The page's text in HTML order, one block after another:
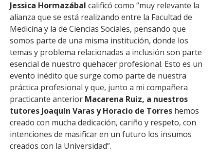
Jessica Hormazábal calificó como “muy relevante la
alianza que se está realizando entre la Facultad de
Medicina y la de Ciencias Sociales, pensando que
somos parte de una misma institución, donde los
temas y problema relacionadas a inclusión son parte
esencial de nuestro quehacer profesional. Esto es un
evento inédito que surge como parte de nuestra
práctica profesional y que, junto a mi compañera
practicante anterior Macarena Ruiz, a nuestros
tutores Joaquín Varas y Horacio de Torres hemos
creado con mucha dedicación, cariño y respeto, con
intenciones de masificar en un futuro los insumos
creados con la Universidad”.